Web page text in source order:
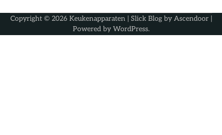
Copyright © 2026 Keukenapparaten| Slick Blog by Ascendoor|
Powered by WordPress.